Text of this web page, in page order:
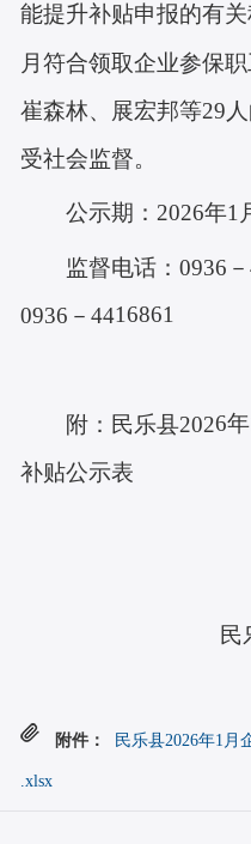
能提升补贴申报的有
月符合领取企业参保
崔森林、展宏邦等29
受社会监督。
公示期：2026年1
监督电话：
0936－4416861
附：民乐县2026年
补贴公示表
民
附件： 民乐县2026年1月
.xlsx